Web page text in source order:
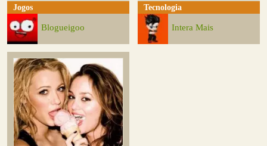
Jogos
Blogueigoo
Tecnologia
Intera Mais